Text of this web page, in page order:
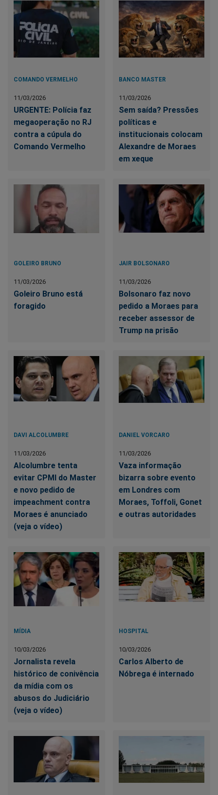
COMANDO VERMELHO
11/03/2026
URGENTE: Polícia faz
megaoperação no RJ
contra a cúpula do
Comando Vermelho
BANCO MASTER
11/03/2026
Sem saída? Pressões
políticas e
institucionais colocam
Alexandre de Moraes
em xeque
GOLEIRO BRUNO
11/03/2026
Goleiro Bruno está
foragido
JAIR BOLSONARO
11/03/2026
Bolsonaro faz novo
pedido a Moraes para
receber assessor de
Trump na prisão
DAVI ALCOLUMBRE
11/03/2026
Alcolumbre tenta
evitar CPMI do Master
e novo pedido de
impeachment contra
Moraes é anunciado
(veja o vídeo)
DANIEL VORCARO
11/03/2026
Vaza informação
bizarra sobre evento
em Londres com
Moraes, Toffoli, Gonet
e outras autoridades
MÍDIA
10/03/2026
Jornalista revela
histórico de conivência
da mídia com os
abusos do Judiciário
(veja o vídeo)
HOSPITAL
10/03/2026
Carlos Alberto de
Nóbrega é internado